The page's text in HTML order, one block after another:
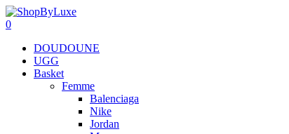
0
DOUDOUNE
UGG
Basket
Femme
Balenciaga
Nike
Jordan